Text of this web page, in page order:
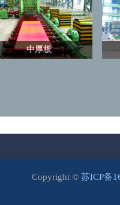
中厚板
Copyright © 苏ICP备